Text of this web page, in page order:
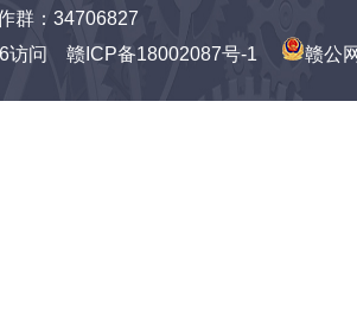
作群：34706827
访问 赣ICP备18002087号-1 赣公